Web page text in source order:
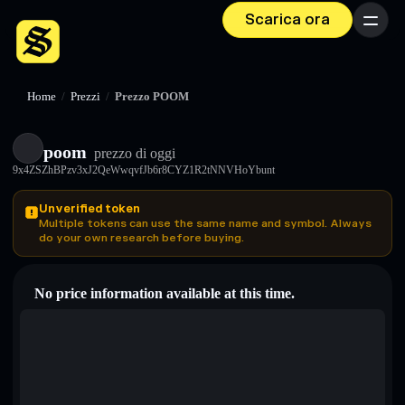
Scarica ora Menu
Home / Prezzi / Prezzo POOM
poom prezzo di oggi
9x4ZSZhBPzv3xJ2QeWwqvfJb6r8CYZ1R2tNNVHoYbunt
Unverified token
Multiple tokens can use the same name and symbol. Always
do your own research before buying.
No price information available at this time.